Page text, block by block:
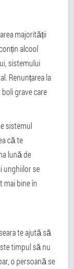
majorității
alcool
sistemului
Renunțarea la
grave care
sistemul
că te
lună de
unghiilor se
mai bine în
te ajută să
timpul să nu
o persoană se